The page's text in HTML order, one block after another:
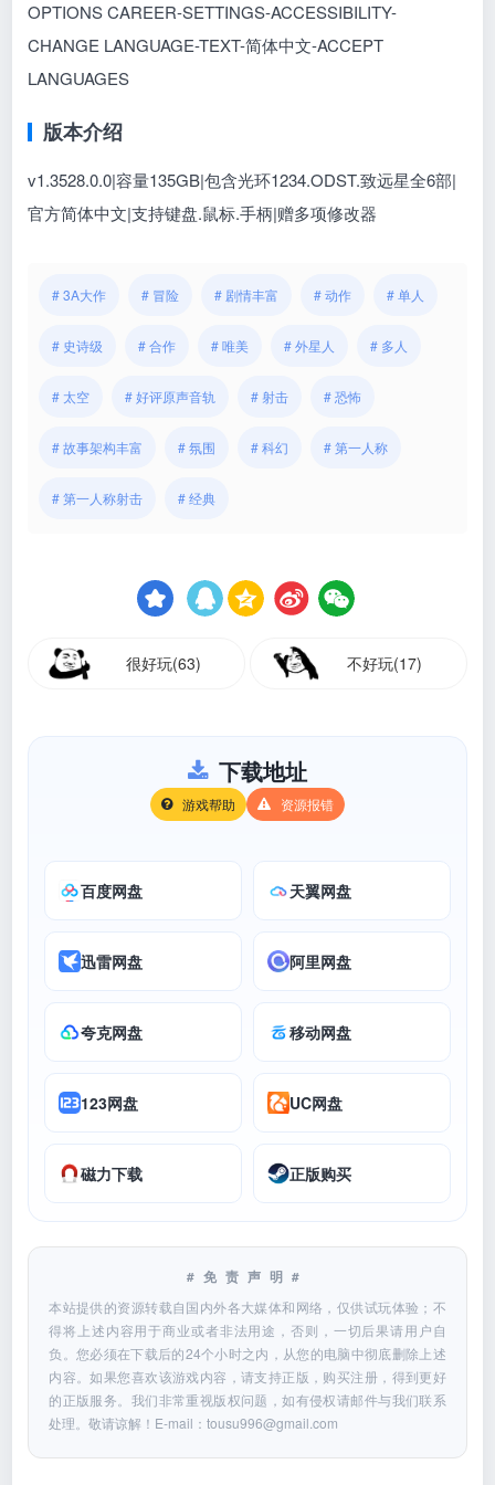
OPTIONS CAREER-SETTINGS-ACCESSIBILITY-
CHANGE LANGUAGE-TEXT-简体中文-ACCEPT
LANGUAGES
版本介绍
v1.3528.0.0|容量135GB|包含光环1234.ODST.致远星全6部|
官方简体中文|支持键盘.鼠标.手柄|赠多项修改器
# 3A大作 # 冒险 # 剧情丰富 # 动作 # 单人
# 史诗级 # 合作 # 唯美 # 外星人 # 多人
# 太空 # 好评原声音轨 # 射击 # 恐怖
# 故事架构丰富 # 氛围 # 科幻 # 第一人称
# 第一人称射击 # 经典
很好玩(63) 不好玩(17)
下载地址
游戏帮助 资源报错
百度网盘 天翼网盘
迅雷网盘 阿里网盘
夸克网盘 移动网盘
123网盘 UC网盘
磁力下载 正版购买
#免责声明#
本站提供的资源转载自国内外各大媒体和网络，仅供试玩体验；不
得将上述内容用于商业或者非法用途，否则，一切后果请用户自
负。您必须在下载后的24个小时之内，从您的电脑中彻底删除上述
内容。如果您喜欢该游戏内容，请支持正版，购买注册，得到更好
的正版服务。我们非常重视版权问题，如有侵权请邮件与我们联系
处理。敬请谅解！E-mail：tousu996@gmail.com